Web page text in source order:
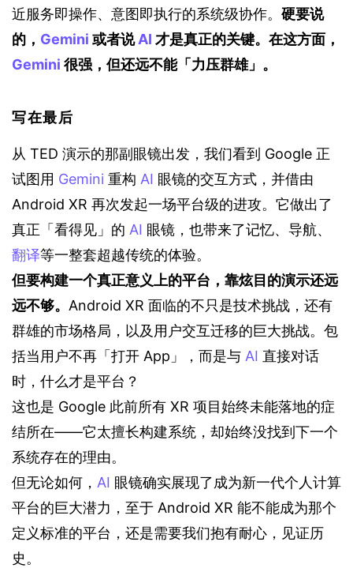
近服务即操作、意图即执行的系统级协作。 硬要说
的， Gemini 或者说 AI 才是真正的关键。在这方面，
Gemini 很强，但还远不能「力压群雄」。
写在最后
从 TED 演示的那副眼镜出发，我们看到 Google 正
试图用 Gemini 重构 AI 眼镜的交互方式，并借由
Android XR 再次发起一场平台级的进攻。它做出了
真正「看得见」的 AI 眼镜，也带来了记忆、导航、
翻译等一整套超越传统的体验。
但要构建一个真正意义上的平台，靠炫目的演示还远
远不够。 Android XR 面临的不只是技术挑战，还有
群雄的市场格局，以及用户交互迁移的巨大挑战。包
括当用户不再「打开 App」，而是与 AI 直接对话
时，什么才是平台？
这也是 Google 此前所有 XR 项目始终未能落地的症
结所在——它太擅长构建系统，却始终没找到下一个
系统存在的理由。
但无论如何， AI 眼镜确实展现了成为新一代个人计算
平台的巨大潜力，至于 Android XR 能不能成为那个
定义标准的平台，还是需要我们抱有耐心，见证历
史。